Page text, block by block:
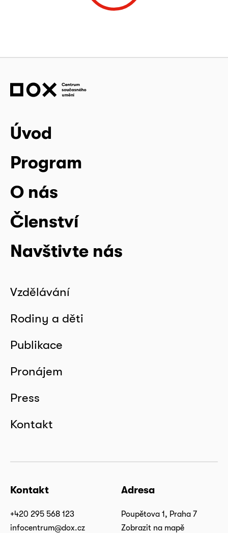
Úvod
Program
O nás
Členství
Navštivte nás
Vzdělávání
Rodiny a děti
Publikace
Pronájem
Press
Kontakt
Kontakt
+420 295 568 123
infocentrum@dox.cz
Adresa
Poupětova 1, Praha 7
Zobrazit na mapě